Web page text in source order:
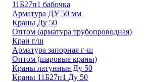
11Б27п1 бабочка
Арматура ДУ 50 мм
Краны Ду 50
Оптом (арматура трубопроводная)
Кран г/ш
Арматура запорная г-ш
Оптом (шаровые краны)
Краны латунные Ду 50
Краны 11Б27п1 Ду 50